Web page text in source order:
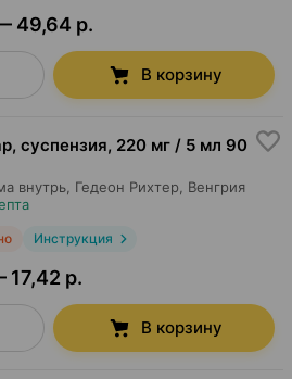
49,64 р.
В корзину
суспензия, 220 мг / 5 мл 90
внутрь, Гедеон Рихтер , Венгрия
Инструкция
17,42 р.
В корзину